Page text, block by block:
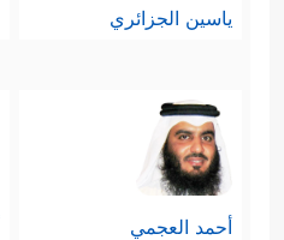
ياسين الجزائري
أحمد العجمي